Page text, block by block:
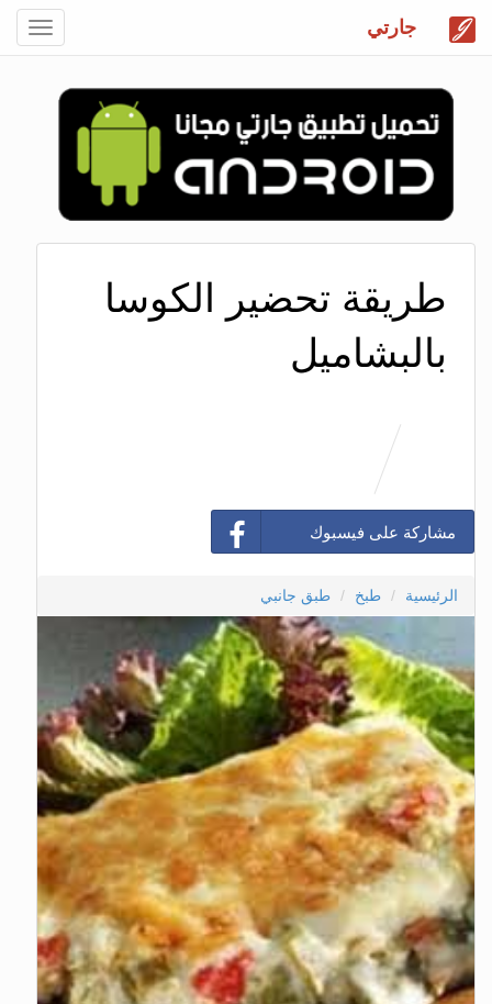
جارتي
طريقة تحضير الكوسا
بالبشاميل
مشاركة على فيسبوك
الرئيسية طبخ طبق جانبي